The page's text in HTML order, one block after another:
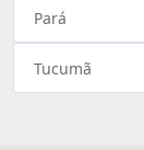
Pará
Tucumã